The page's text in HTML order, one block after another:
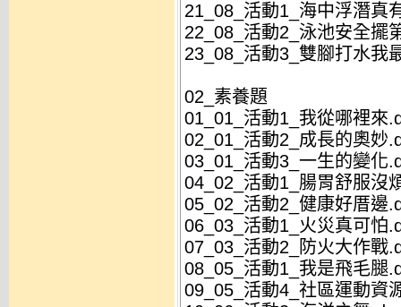
21_08_活動1_海中浮潛真
22_08_活動2_泳池安全擺
23_08_活動3_雙腳打水我
02_素養題
01_01_活動1_我從哪裡來
02_01_活動2_成長的奧妙
03_01_活動3_一生的變化
04_02_活動1_腸胃舒服沒
05_02_活動2_健康好厝邊
06_03_活動1_火災真可怕
07_03_活動2_防火大作戰
08_05_活動1_我是飛毛腿
09_05_活動4_社區運動資